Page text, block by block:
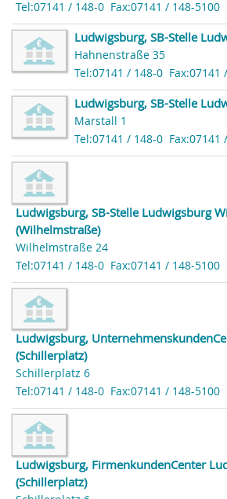
Tel:07141 / 148-0 Fax:07141 / 148-5100
Ludwigsburg, SB-Stelle
Hahnenstraße 35
Tel:07141 / 148-0 Fax:07141
Ludwigsburg, SB-Stelle
Marstall 1
Tel:07141 / 148-0 Fax:07141
Ludwigsburg, SB-Stelle Ludwigsburg
(Wilhelmstraße)
Wilhelmstraße 24
Tel:07141 / 148-0 Fax:07141 / 148-5100
Ludwigsburg,
(Schillerplatz)
Schillerplatz 6
Tel:07141 / 148-0 Fax:07141 / 148-5100
Ludwigsburg, FirmenkundenCenter
(Schillerplatz)